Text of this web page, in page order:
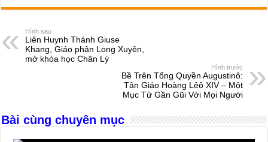
c
e
b
o
ss
e
n
g
at
s
A
p
e
d
s
er ail ar
Hình sau
Liên Huynh Thánh Giuse
Khang, Giáo phận Long Xuyên,
mở khóa học Chân Lý
Hình trước
Bề Trên Tổng Quyền Augustinô:
Tân Giáo Hoàng Lêô XIV – Một
Mục Tử Gần Gũi Với Mọi Người
Bài cùng chuyên mục